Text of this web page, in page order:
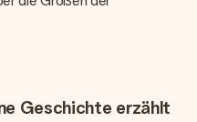
Geschichte erzählt